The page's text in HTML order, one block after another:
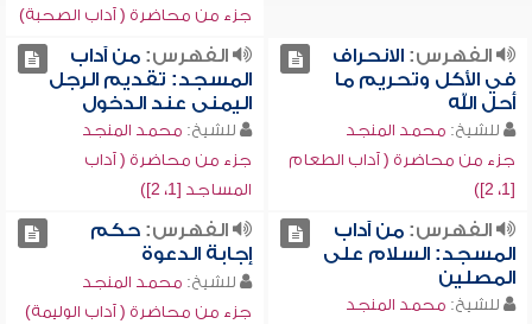
جزء من محاضرة ( آداب الصحبة)
الفهرس:الانحراف
في الأكل وتحريم ما
أحل الله
للشيخ: محمد المنجد
جزء من محاضرة ( آداب الطعام
[1، 2])
الفهرس:من آداب
المسجد: تقديم الرجل
اليمنى عند الدخول
للشيخ: محمد المنجد
جزء من محاضرة ( آداب
المساجد [1، 2])
الفهرس:من آداب
المسجد: السلام على
المصلين
للشيخ: محمد المنجد
الفهرس:حكم
إجابة الدعوة
للشيخ: محمد المنجد
جزء من محاضرة ( آداب الوليمة)